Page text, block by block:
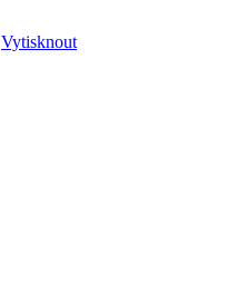
Vytisknout